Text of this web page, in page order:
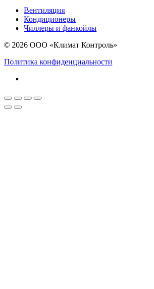
Вентиляция
Кондиционеры
Чиллеры и фанкойлы
© 2026 ООО «Климат Контроль»
Политика конфиденциальности